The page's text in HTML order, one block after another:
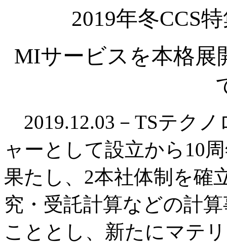
2019年冬CCS
MIサービスを本格展
2019.12.03－TSテク
ャーとして設立から10
果たし、2本社体制を確
究・受託計算などの計
こととし、新たにマテ